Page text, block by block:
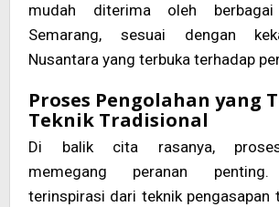
mudah diterima oleh
Semarang, sesuai dengan
Nusantara yang terbuka terhadap
Proses Pengolahan yang
Teknik Tradisional
Di balik cita rasanya, proses
memegang peranan penting.
terinspirasi dari teknik pengasapan